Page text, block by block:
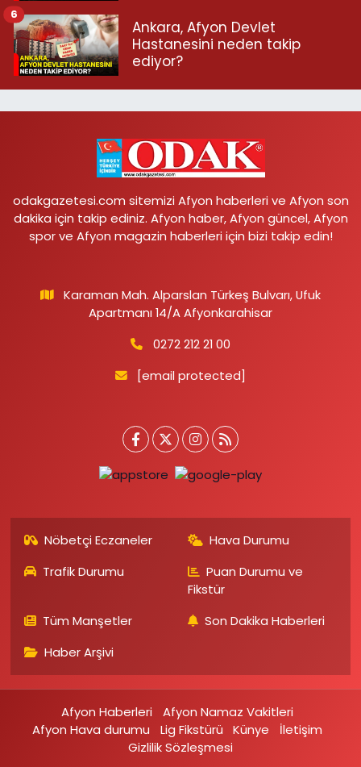
Ankara, Afyon Devlet
Hastanesini neden takip
ediyor?
6
odakgazetesi.com sitemizi Afyon haberleri ve Afyon son
dakika için takip ediniz. Afyon haber, Afyon güncel, Afyon
spor ve Afyon magazin haberleri için bizi takip edin!
Karaman Mah. Alparslan Türkeş Bulvarı, Ufuk
Apartmanı 14/A Afyonkarahisar
0272 212 21 00
[email protected]
Nöbetçi Eczaneler
Hava Durumu
Trafik Durumu
Puan Durumu ve
Fikstür
Tüm Manşetler
Son Dakika Haberleri
Haber Arşivi
Afyon Haberleri
Afyon Namaz Vakitleri
Afyon Hava durumu
Lig Fikstürü Künye
İletişim
Gizlilik Sözleşmesi